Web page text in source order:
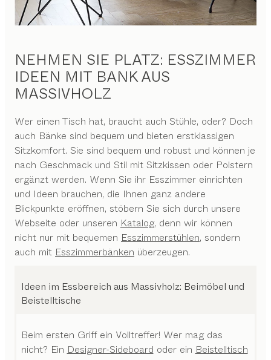
NEHMEN SIE PLATZ: ESSZIMMER
IDEEN MIT BANK AUS
MASSIVHOLZ
Wer einen Tisch hat, braucht auch Stühle, oder? Doch
auch Bänke sind bequem und bieten erstklassigen
Sitzkomfort. Sie sind bequem und robust und können je
nach Geschmack und Stil mit Sitzkissen oder Polstern
ergänzt werden. Wenn Sie ihr Esszimmer einrichten
und Ideen brauchen, die Ihnen ganz andere
Blickpunkte eröffnen, stöbern Sie sich durch unsere
Webseite oder unseren Katalog, denn wir können
nicht nur mit bequemen Esszimmerstühlen, sondern
auch mit Esszimmerbänken überzeugen.
Ideen im Essbereich aus Massivholz: Beimöbel und
Beistelltische
Beim ersten Griff ein Volltreffer! Wer mag das
nicht? Ein Designer-Sideboard oder ein Beistelltisch